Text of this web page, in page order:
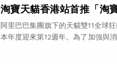
淘寶天貓香港站首推「淘
阿里巴巴集團旗下的天貓雙11全球
本年度迎來第12週年。為了加強與